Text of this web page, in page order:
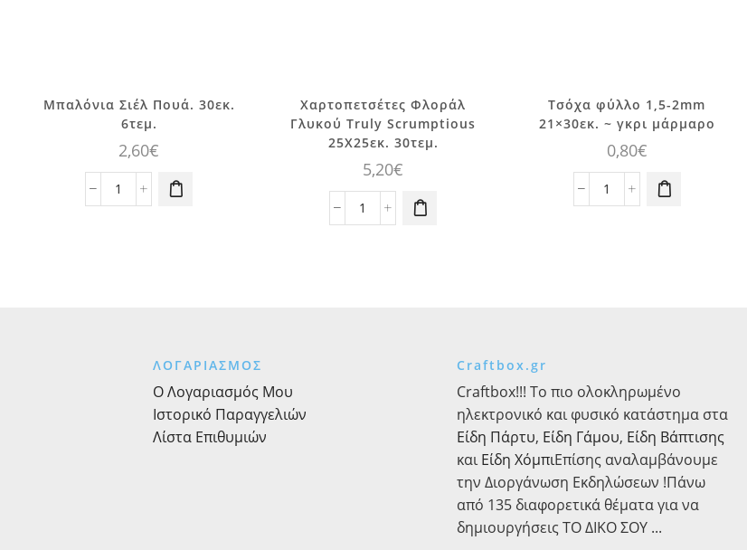
Μπαλόνια Σιέλ Πουά. 30εκ.
6τεμ.
2,60€
Μπαλόνια
Χαρτοπετσέτες Φλοράλ
Γλυκού Truly Scrumptious
25Χ25εκ. 30τεμ.
5,20€
Χαρτοπετσέτες
Τσόχα φύλλο 1,5-2mm
21×30εκ. ~ γκρι μάρμαρο
0,80€
Τσόχα
ΛΟΓΑΡΙΑΣΜΟΣ
Ο Λογαριασμός Μου
Ιστορικό Παραγγελιών
Λίστα Επιθυμιών
Craftbox.gr
Craftbox!!! Το πιο ολοκληρωμένο
ηλεκτρονικό και φυσικό κατάστημα στα
Είδη Πάρτυ, Είδη Γάμου, Είδη Βάπτισης
και Είδη ΧόμπιΕπίσης αναλαμβάνουμε
την Διοργάνωση Εκδηλώσεων !Πάνω
από 135 διαφορετικά θέματα για να
δημιουργήσεις ΤΟ ΔΙΚΟ ΣΟΥ ...